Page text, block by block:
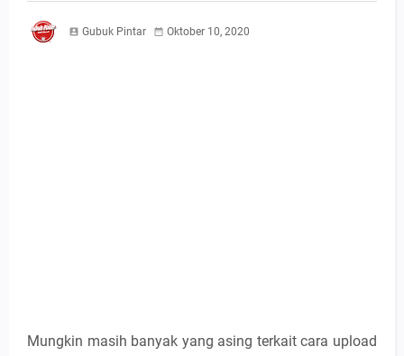
Gubuk Pintar Oktober 10, 2020
Mungkin masih banyak yang asing terkait cara upload